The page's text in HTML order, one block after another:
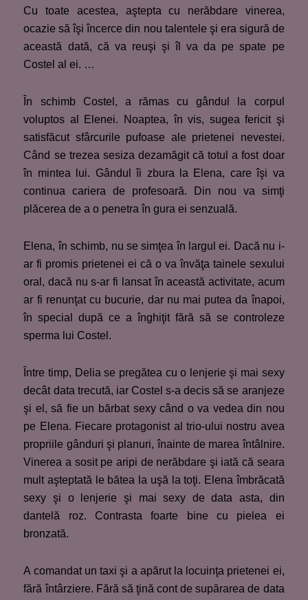
Cu toate acestea, aştepta cu nerăbdare vinerea,
ocazie să îşi încerce din nou talentele şi era sigură de
această dată, că va reuşi şi îl va da pe spate pe
Costel al ei. …
În schimb Costel, a rămas cu gândul la corpul
voluptos al Elenei. Noaptea, în vis, sugea fericit şi
satisfăcut sfârcurile pufoase ale prietenei nevestei.
Când se trezea sesiza dezamăgit că totul a fost doar
în mintea lui. Gândul îi zbura la Elena, care îşi va
continua cariera de profesoară. Din nou va simţi
plăcerea de a o penetra în gura ei senzuală.
Elena, în schimb, nu se simţea în largul ei. Dacă nu i-
ar fi promis prietenei ei că o va învăţa tainele sexului
oral, dacă nu s-ar fi lansat în această activitate, acum
ar fi renunţat cu bucurie, dar nu mai putea da înapoi,
în special după ce a înghiţit fără să se controleze
sperma lui Costel.
Între timp, Delia se pregătea cu o lenjerie şi mai sexy
decât data trecută, iar Costel s-a decis să se aranjeze
şi el, să fie un bărbat sexy când o va vedea din nou
pe Elena. Fiecare protagonist al trio-ului nostru avea
propriile gânduri şi planuri, înainte de marea întâlnire.
Vinerea a sosit pe aripi de nerăbdare şi iată că seara
mult aşteptată le bătea la uşă la toţi. Elena îmbrăcată
sexy şi o lenjerie şi mai sexy de data asta, din
dantelă roz. Contrasta foarte bine cu pielea ei
bronzată.
A comandat un taxi şi a apărut la locuinţa prietenei ei,
fără întârziere. Fără să ţină cont de supărarea de data